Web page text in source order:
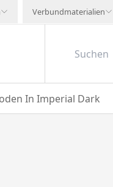
Verbundmaterialien
In Imperial Dark